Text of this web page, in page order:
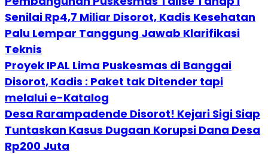
Senilai Rp4,7 Miliar Disorot, Kadis Kesehatan
Palu Lempar Tanggung Jawab Klarifikasi
Teknis
Proyek IPAL Lima Puskesmas di Banggai
Disorot, Kadis : Paket tak Ditender tapi
melalui e-Katalog
Desa Rarampadende Disorot! Kejari Sigi Siap
Tuntaskan Kasus Dugaan Korupsi Dana Desa
Rp200 Juta